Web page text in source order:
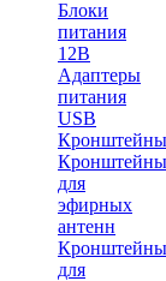
Блоки
питания
12В
Адаптеры
питания
USB
Кронштейны
Кронштейны
для
эфирных
антенн
Кронштейны
для